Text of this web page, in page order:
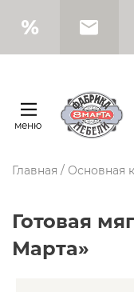
меню
Главная / Основная
Готовая мягкая мебель «8
Марта»